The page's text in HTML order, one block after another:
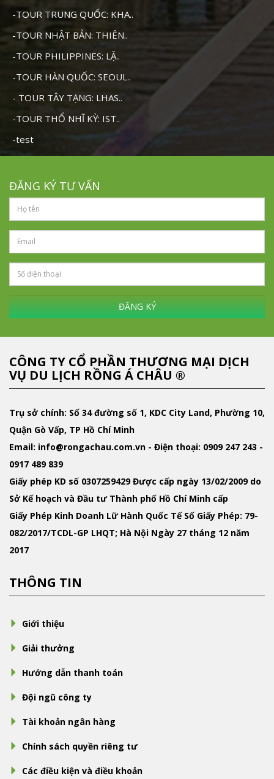
-TOUR TRUNG QUỐC: KHA..
-TOUR NHẬT BẢN: THIÊN..
-TOUR PHILIPPINES: LẶ..
-TOUR HÀN QUỐC: SEOUL..
- TOUR TÂY TẠNG: LHAS..
-TOUR THỔ NHĨ KỲ: IST..
-test
ĐĂNG KÝ TƯ VẤN
ĐĂNG KÝ
CÔNG TY CỔ PHẦN THƯƠNG MẠI DỊCH
VỤ DU LỊCH RỒNG Á CHÂU ®
Trụ sở chính: Số 34 đường số 1, KDC City Land, Phường 10,
Quận Gò Vấp, TP Hồ Chí Minh
Email: info@rongachau.com.vn - Điện thoại: 0909 247 243 -
0917 489 839
Giấy phép KD số 0307259429 Được cấp ngày 13/02/2009 do
Sở Kế hoạch và Đầu tư Thành phố Hồ Chí Minh cấp
Giấy Phép Kinh Doanh Lữ Hành Quốc TếSố Giấy Phép: 79-
082/2017/TCDL-GP LHQT; Hà Nội Ngày 27 tháng 12 năm
2017
THÔNG TIN
Giới thiệu
Giải thưởng
Hướng dẫn thanh toán
Đội ngũ công ty
Tài khoản ngân hàng
Chính sách quyền riêng tư
Các điều kiện và điều khoản